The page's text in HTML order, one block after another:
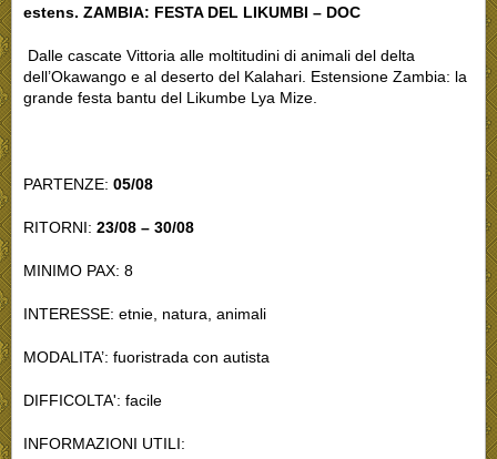
estens. ZAMBIA: FESTA DEL LIKUMBI – DOC
Dalle cascate Vittoria alle moltitudini di animali del delta
dell’Okawango e al deserto del Kalahari. Estensione Zambia: la
grande festa bantu del Likumbe Lya Mize.
PARTENZE: 05/08
RITORNI: 23/08 – 30/08
MINIMO PAX: 8
INTERESSE: etnie, natura, animali
MODALITA’: fuoristrada con autista
DIFFICOLTA': facile
INFORMAZIONI UTILI: